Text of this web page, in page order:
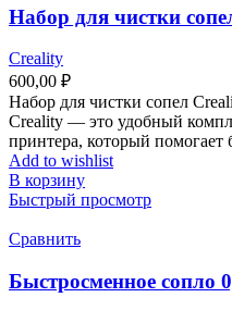
Набор для чистки
Creality
600,00 ₽
Набор для чистки сопел
Creality — это удобный
принтера, который помогает
Add to wishlist
В корзину
Быстрый просмотр
Сравнить
Быстросменное сопло